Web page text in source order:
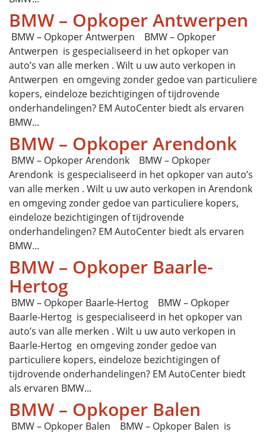
BMW – Opkoper Antwerpen
BMW – Opkoper Antwerpen BMW – Opkoper
Antwerpen is gespecialiseerd in het opkoper van
auto’s van alle merken . Wilt u uw auto verkopen in
Antwerpen en omgeving zonder gedoe van particuliere
kopers, eindeloze bezichtigingen of tijdrovende
onderhandelingen? EM AutoCenter biedt als ervaren
BMW...
BMW – Opkoper Arendonk
BMW – Opkoper Arendonk BMW – Opkoper
Arendonk is gespecialiseerd in het opkoper van auto’s
van alle merken . Wilt u uw auto verkopen in Arendonk
en omgeving zonder gedoe van particuliere kopers,
eindeloze bezichtigingen of tijdrovende
onderhandelingen? EM AutoCenter biedt als ervaren
BMW...
BMW – Opkoper Baarle-
Hertog
BMW – Opkoper Baarle-Hertog BMW – Opkoper
Baarle-Hertog is gespecialiseerd in het opkoper van
auto’s van alle merken . Wilt u uw auto verkopen in
Baarle-Hertog en omgeving zonder gedoe van
particuliere kopers, eindeloze bezichtigingen of
tijdrovende onderhandelingen? EM AutoCenter biedt
als ervaren BMW...
BMW – Opkoper Balen
BMW – Opkoper Balen BMW – Opkoper Balen is